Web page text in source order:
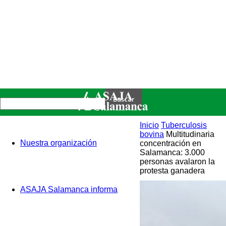
Nuestra organización
ASAJA Salamanca informa
Inicio Tuberculosis
bovina Multitudinaria
concentración en
Salamanca: 3.000
personas avalaron la
protesta ganadera